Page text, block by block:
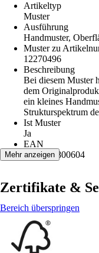
Artikeltyp
Muster
Ausführung
Handmuster,
Muster zu
12270496
Beschreibung
Bei diesem Muster
dem
ein kleines
Strukturspektrum
Ist Muster
Ja
EAN
5907461800604
Mehr anzeigen
Zertifikate &
Bereich überspringen